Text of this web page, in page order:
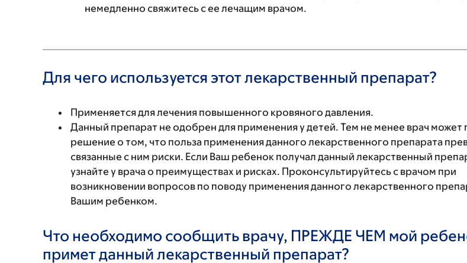
немедленно свяжитесь с ее лечащим врачом.
Для чего используется этот лекарственный препарат?
Применяется для лечения повышенного кровяного давления.
Данный препарат не одобрен для применения у детей. Тем не менее врач может
решение о том, что польза применения данного лекарственного препарата
связанные с ним риски. Если Ваш ребенок получал данный лекарственный
узнайте у врача о преимуществах и рисках. Проконсультируйтесь с врачом при
возникновении вопросов по поводу применения данного лекарственного
Вашим ребенком.
Что необходимо сообщить врачу, ПРЕЖДЕ ЧЕМ мой
примет данный лекарственный препарат?